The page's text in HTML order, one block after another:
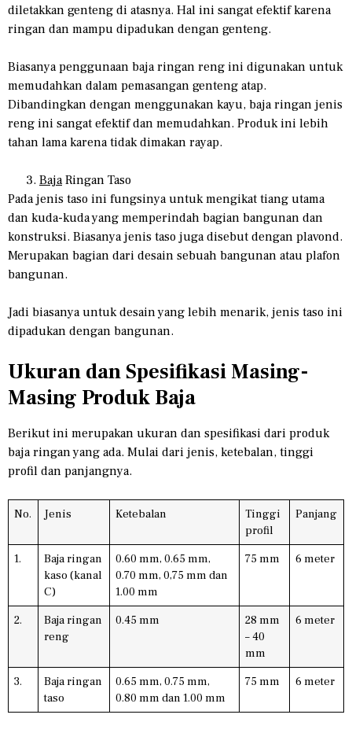
diletakkan genteng di atasnya. Hal ini sangat efektif karena
ringan dan mampu dipadukan dengan genteng.
Biasanya penggunaan baja ringan reng ini digunakan untuk
memudahkan dalam pemasangan genteng atap.
Dibandingkan dengan menggunakan kayu, baja ringan jenis
reng ini sangat efektif dan memudahkan. Produk ini lebih
tahan lama karena tidak dimakan rayap.
BajaRingan Taso
Pada jenis taso ini fungsinya untuk mengikat tiang utama
dan kuda-kuda yang memperindah bagian bangunan dan
konstruksi. Biasanya jenis taso juga disebut dengan plavond.
Merupakan bagian dari desain sebuah bangunan atau plafon
bangunan.
Jadi biasanya untuk desain yang lebih menarik, jenis taso ini
dipadukan dengan bangunan.
Ukuran dan Spesifikasi Masing-
Masing Produk Baja
Berikut ini merupakan ukuran dan spesifikasi dari produk
baja ringan yang ada. Mulai dari jenis, ketebalan, tinggi
profil dan panjangnya.
No. Jenis Ketebalan
Tinggi
profil
Panjang
1.
Baja ringan
kaso (kanal
C)
0.60 mm, 0.65 mm,
0.70 mm, 0,75 mm dan
1.00 mm
75 mm 6 meter
2.
Baja ringan
reng
0.45 mm
28 mm
– 40
mm
6 meter
3.
Baja ringan
taso
0.65 mm, 0.75 mm,
0.80 mm dan 1.00 mm
75 mm 6 meter